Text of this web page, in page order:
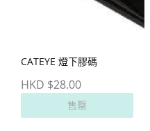
CATEYE 燈下膠碼
HKD $28.00
售罄